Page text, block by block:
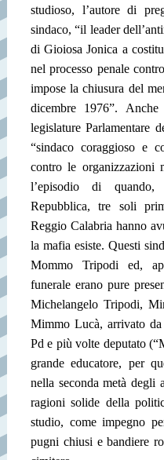
studioso, l’autore di
sindaco, “il leader
di Gioiosa Jonica a
nel processo penale
impose la chiusura del
dicembre 1976”.
legislature Parlamentare
“sindaco coraggioso e
contro le organizzazioni
l’episodio di
Repubblica, tre soli
Reggio Calabria hanno
la mafia esiste. Questi
Mommo Tripodi ed,
funerale erano pure
Michelangelo Tripodi,
Mimmo Lucà, arrivato
Pd e più volte deputato
grande educatore, per
nella seconda metà degli
ragioni solide della
studio, come impegno
pugni chiusi e bandiere